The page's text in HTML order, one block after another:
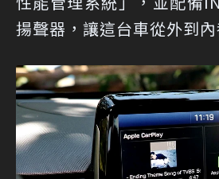
揚聲器，讓這台車從外到內